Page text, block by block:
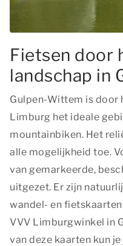
Fietsen door
landschap in
Gulpen-Wittem is door
Limburg het ideale
mountainbiken. Het
alle mogelijkheid toe.
van gemarkeerde,
uitgezet. Er zijn
wandel- en
VVV Limburgwinkel in
van deze kaarten kun